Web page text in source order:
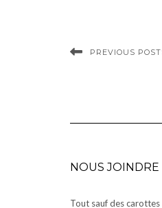
PREVIOUS
NOUS JOINDRE
Tout sauf des